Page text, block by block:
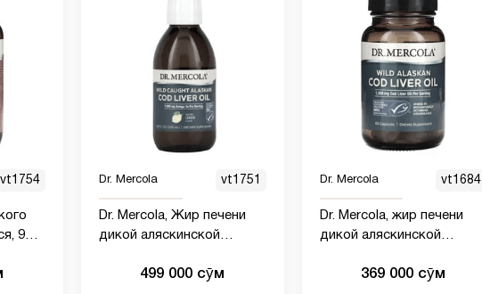
vt1754
90
Dr. Mercola vt1751
Dr. Mercola, Жир печени
дикой аляскинской
499 000 сӯм
Dr. Mercola vt1684
Dr. Mercola, жир печени
дикой аляскинской
(650 мг в 1 капсуле)
369 000 сӯм